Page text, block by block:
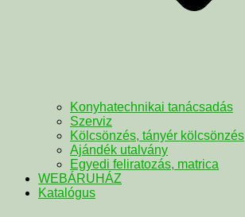
Konyhatechnikai tanácsadás
Szerviz
Kölcsönzés, tányér kölcsönzés
Ajándék utalvány
Egyedi feliratozás, matrica
WEBÁRUHÁZ
Katalógus